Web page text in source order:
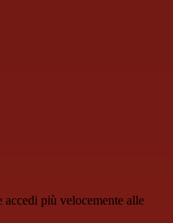
accedi più velocemente alle